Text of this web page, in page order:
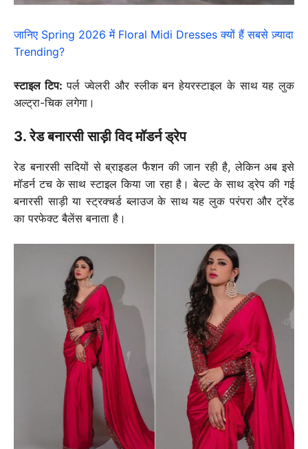
जानिए Spring 2026 में Floral Midi Dresses क्यों हैं सबसे ज़्यादा
Trending?
स्टाइल टिप: पर्ल ज्वेलरी और स्लीक बन हेयरस्टाइल के साथ यह लुक
अल्ट्रा-चिक लगेगा।
3. रेड बनारसी साड़ी विद मॉडर्न ड्रेप
रेड बनारसी सदियों से ब्राइडल फैशन की जान रही है, लेकिन अब इसे
मॉडर्न टच के साथ स्टाइल किया जा रहा है। बेल्ट के साथ ड्रेप की गई
बनारसी साड़ी या स्ट्रक्चर्ड ब्लाउज के साथ यह लुक परंपरा और ट्रेंड
का परफेक्ट बैलेंस बनाता है।